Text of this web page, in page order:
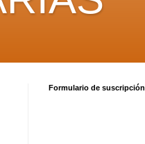
Formulario de suscripción